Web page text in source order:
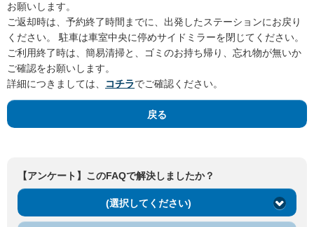
お願いします。
ご返却時は、予約終了時間までに、出発したステーションにお戻り
ください。 駐車は車室中央に停めサイドミラーを閉じてください。
ご利用終了時は、簡易清掃と、ゴミのお持ち帰り、忘れ物が無いか
ご確認をお願いします。
詳細につきましては、
コチラでご確認ください。
戻る
【アンケート】このFAQで解決しましたか？
(選択してください)